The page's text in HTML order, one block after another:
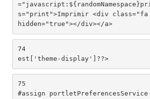
s="print">Imprimir <div
hidden="true"></div></a>
74
<#if
est['theme-display']??>
75
#assign